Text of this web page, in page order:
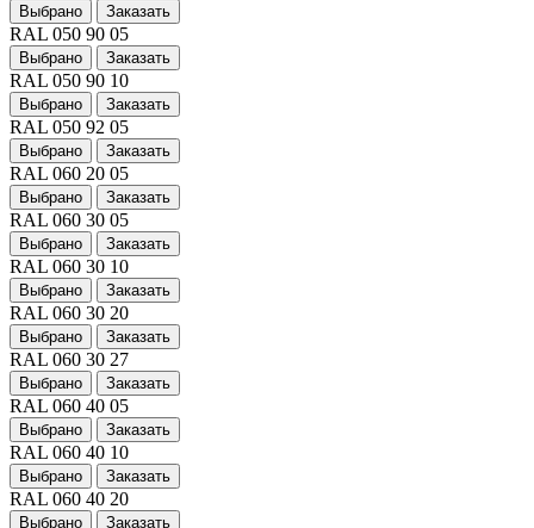
Выбрано Заказать
RAL 050 90 05
Выбрано Заказать
RAL 050 90 10
Выбрано Заказать
RAL 050 92 05
Выбрано Заказать
RAL 060 20 05
Выбрано Заказать
RAL 060 30 05
Выбрано Заказать
RAL 060 30 10
Выбрано Заказать
RAL 060 30 20
Выбрано Заказать
RAL 060 30 27
Выбрано Заказать
RAL 060 40 05
Выбрано Заказать
RAL 060 40 10
Выбрано Заказать
RAL 060 40 20
Выбрано Заказать